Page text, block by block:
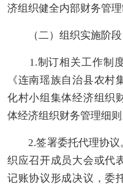
济组织健全内部财务管理
（二）组织实施阶
1.制订相关工作制
《连南瑶族自治县农村
化村小组集体经济组织
体经济组织财务管理细则
2.签署委托代理协
织应召开成员大会或代
记账协议形成决议，委